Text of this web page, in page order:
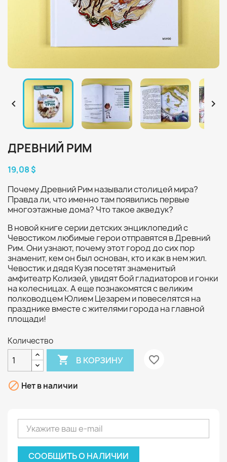
 
ДРЕВНИЙ РИМ
19,08 $
Почему Древний Рим называли столицей мира?
Правда ли, что именно там появились первые
многоэтажные дома? Что такое акведук?
В новой книге серии детских энциклопедий с
Чевостиком любимые герои отправятся в Древний
Рим. Они узнают, почему этот город до сих пор
знаменит, кем он был основан, кто и как в нем жил.
Чевостик и дядя Кузя посетят знаменитый
амфитеатр Колизей, увидят бой гладиаторов и гонки
на колесницах. А еще познакомятся с великим
полководцем Юлием Цезарем и повеселятся на
празднике вместе с жителями города на главной
площади!
Количество
 В КОРЗИНУ favorite_border
 Нет в наличии
СООБЩИТЬ О НАЛИЧИИ